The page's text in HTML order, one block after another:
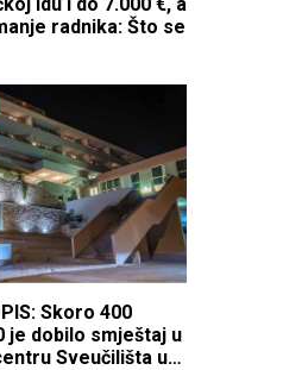
radnika: Što se
Skoro 400
je dobilo smještaj u
Sveučilišta u